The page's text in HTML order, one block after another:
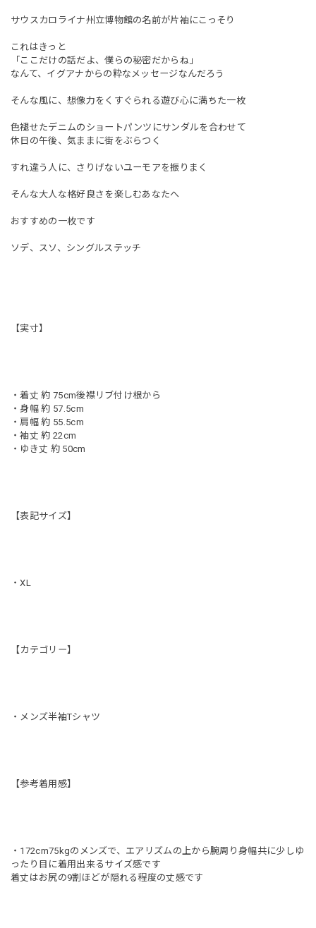
サウスカロライナ州立博物館の名前が片袖にこっそり
これはきっと
「ここだけの話だよ、僕らの秘密だからね」
なんて、イグアナからの粋なメッセージなんだろう
そんな風に、想像力をくすぐられる遊び心に満ちた一枚
色褪せたデニムのショートパンツにサンダルを合わせて
休日の午後、気ままに街をぶらつく
すれ違う人に、さりげないユーモアを振りまく
そんな大人な格好良さを楽しむあなたへ
おすすめの一枚です
ソデ、スソ、シングルステッチ
【実寸】
・着丈 約 75cm後襟リブ付け根から
・身幅 約 57.5cm
・肩幅 約 55.5cm
・袖丈 約 22cm
・ゆき丈 約 50cm
【表記サイズ】
・XL
【カテゴリー】
・メンズ半袖Tシャツ
【参考着用感】
・172cm75kgのメンズで、エアリズムの上から腕周り身幅共に少しゆ
ったり目に着用出来るサイズ感です
着丈はお尻の9割ほどが隠れる程度の丈感です